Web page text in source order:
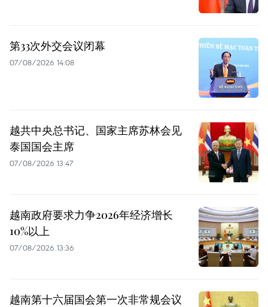
第33次外交会议闭幕
07/08/2026 14:08
越共中央总书记、国家主席苏林会见
泰国国会主席
07/08/2026 13:47
越南政府要求力争2026年经济增长
10%以上
07/08/2026 13:36
越南第十六届国会第一次非常规会议